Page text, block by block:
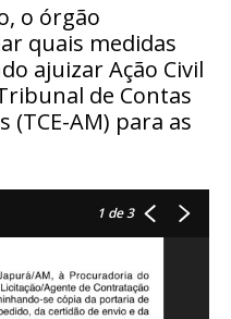
o órgão
quais medidas
ajuizar Ação Civil
de Contas
(TCE-AM) para as
1 de 3